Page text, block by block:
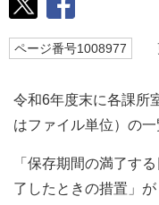
ページ番号1008977
令和6年度末に各課所
はファイル単位）の一
「保存期間の満了す
了したときの措置」